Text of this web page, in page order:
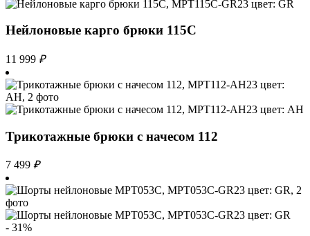
Нейлоновые карго брюки 115С
11 999 ₽
Трикотажные брюки с начесом 112
7 499 ₽
- 31%